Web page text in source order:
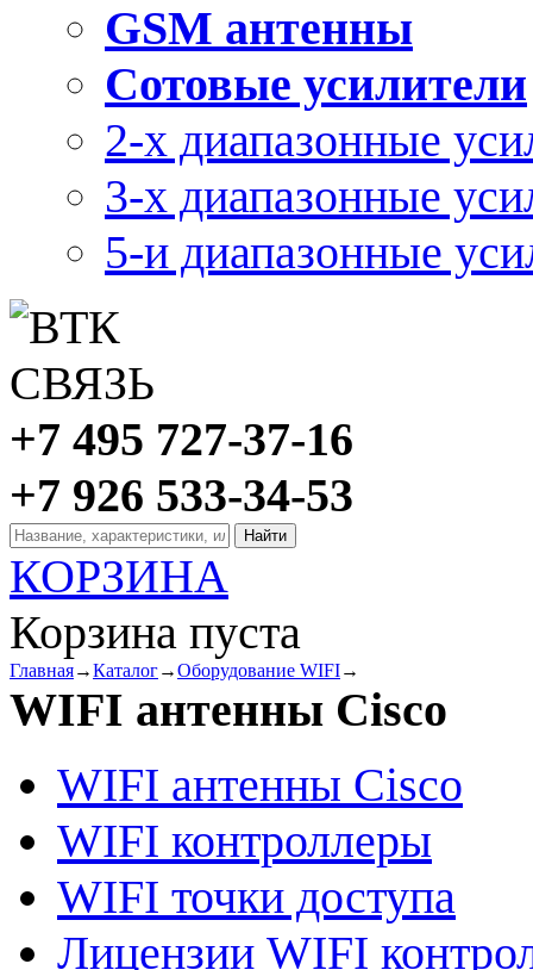
GSM антенны
Сотовые усилители
2-х диапазонные
3-х диапазонные
5-и диапазонные
+7 495 727-37-16
+7 926 533-34-53
КОРЗИНА
Корзина пуста
Главная→Каталог→Оборудование WIFI→
WIFI антенны Cisco
WIFI антенны Cisco
WIFI контроллеры
WIFI точки доступа
Лицензии WIFI